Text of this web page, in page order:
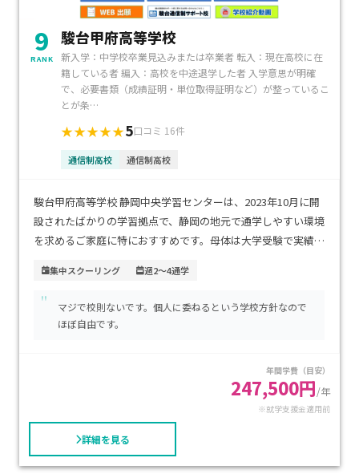
9
RANK
駿台甲府高等学校
新入学：中学校卒業見込みまたは卒業者 転入：現在高校に在
籍している者 編入：高校を中途退学した者 入学意思が明確
で、必要書類（成績証明・単位取得証明など）が整っているこ
とが条…
★★★★★5口コミ 16件
通信制高校 通信制高校
駿台甲府高等学校 静岡中央学習センターは、2023年10月に開
設されたばかりの学習拠点で、静岡の地元で通学しやすい環境
を求めるご家庭に特におすすめです。母体は大学受験で実績の
用したICT学習と通学型のハイブリッド方式で進学を強力にサ
ポートします。初年度の学費は入学金や授業料、設備費を含め
て約33万円からで、就学支援金制度を活用すればさらに負担
集中スクーリング 週2～4通学
"
マジで校則ないです。個人に委ねるという学校方針なので
ほぼ自由です。
年間学費（目安）
247,500円/年
※就学支援金適用前
詳細を見る